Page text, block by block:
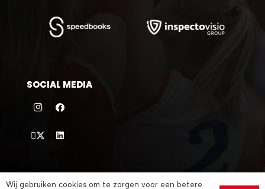
SOCIAL MEDIA
©2026 VC Sneek |sitemap|privacybeleid| website door
Wij gebruiken cookies om te zorgen voor een betere